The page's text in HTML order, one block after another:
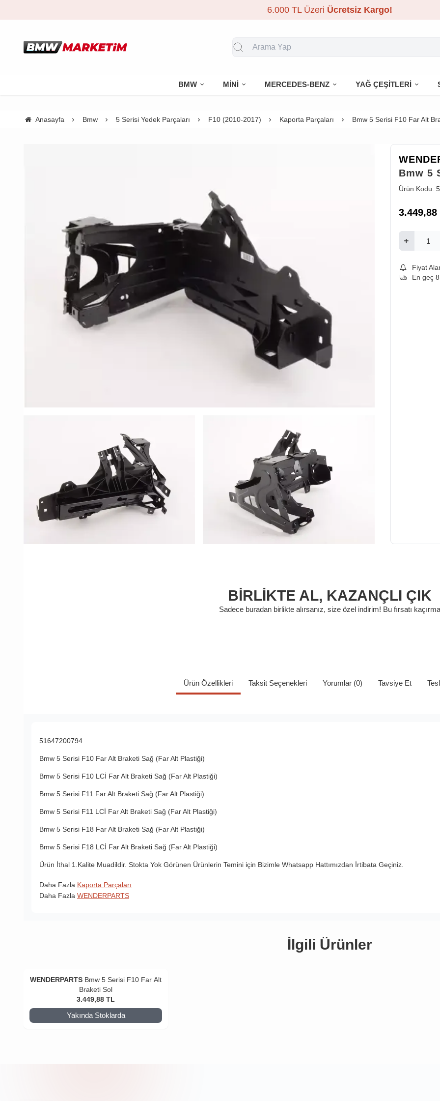
6.000 TL Üzeri Ücretsiz Kargo!
BMW MİNİ MERCEDES-BENZ YAĞ ÇEŞİTLERİ
Anasayfa Bmw 5 Serisi Yedek Parçaları F10 (2010-2017) Kaporta Parçaları Bmw 5 Serisi F10 Far Alt
Bmw 5
Ürün Kodu:
3.449,88
Fiyat
En geç
BİRLİKTE AL, KAZANÇLI ÇIK
Sadece buradan birlikte alırsanız, size özel indirim! Bu fırsatı
Ürün Özellikleri Taksit Seçenekleri Yorumlar (0) Tavsiye Et
51647200794
Bmw 5 Serisi F10 Far Alt Braketi Sağ (Far Alt Plastiği)
Bmw 5 Serisi F10 LCİ Far Alt Braketi Sağ (Far Alt Plastiği)
Bmw 5 Serisi F11 Far Alt Braketi Sağ (Far Alt Plastiği)
Bmw 5 Serisi F11 LCİ Far Alt Braketi Sağ (Far Alt Plastiği)
Bmw 5 Serisi F18 Far Alt Braketi Sağ (Far Alt Plastiği)
Bmw 5 Serisi F18 LCİ Far Alt Braketi Sağ (Far Alt Plastiği)
Ürün İthal 1.Kalite Muadildir. Stokta Yok Görünen Ürünlerin Temini için Bizimle Whatsapp Hattımızdan İrtibata Geçiniz.
Daha Fazla Kaporta Parçaları
Daha Fazla WENDERPARTS
İlgili Ürünler
WENDERPARTS Bmw 5 Serisi F10 Far Alt
Braketi Sol
3.449,88 TL
Yakında Stoklarda